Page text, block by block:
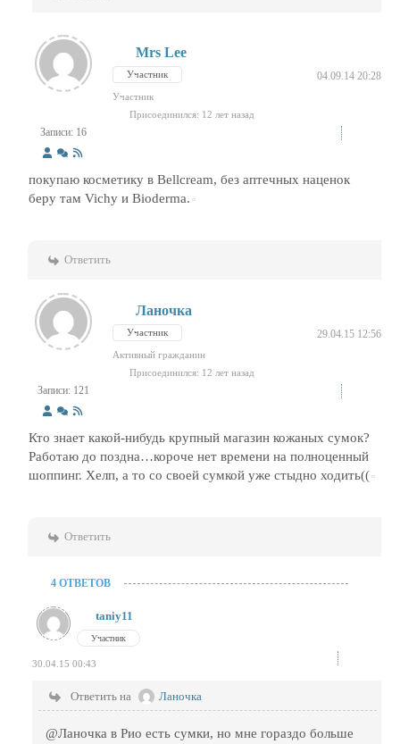
Записи: 16
Mrs Lee
Участник 04.09.14 20:28
Участник
Присоединился: 12 лет назад
покупаю косметику в Bellcream, без аптечных наценок
беру там Vichy и Bioderma.
Ответить
Записи: 121
Ланочка
Участник 29.04.15 12:56
Активный гражданин
Присоединился: 12 лет назад
Кто знает какой-нибудь крупный магазин кожаных сумок?
Работаю до поздна…короче нет времени на полноценный
шоппинг. Хелп, а то со своей сумкой уже стыдно ходить((
Ответить
4 ОТВЕТОВ
taniy11
Участник
30.04.15 00:43
Ответить на Ланочка
@Ланочка в Рио есть сумки, но мне гораздо больше